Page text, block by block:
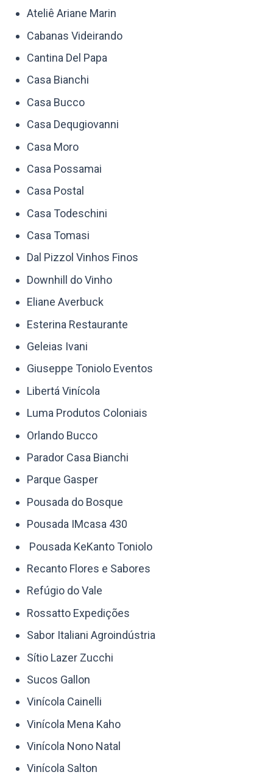
Ateliê Ariane Marin
Cabanas Videirando
Cantina Del Papa
Casa Bianchi
Casa Bucco
Casa Dequgiovanni
Casa Moro
Casa Possamai
Casa Postal
Casa Todeschini
Casa Tomasi
Dal Pizzol Vinhos Finos
Downhill do Vinho
Eliane Averbuck
Esterina Restaurante
Geleias Ivani
Giuseppe Toniolo Eventos
Libertá Vinícola
Luma Produtos Coloniais
Orlando Bucco
Parador Casa Bianchi
Parque Gasper
Pousada do Bosque
Pousada IMcasa 430
Pousada KeKanto Toniolo
Recanto Flores e Sabores
Refúgio do Vale
Rossatto Expedições
Sabor Italiani Agroindústria
Sítio Lazer Zucchi
Sucos Gallon
Vinícola Cainelli
Vinícola Mena Kaho
Vinícola Nono Natal
Vinícola Salton